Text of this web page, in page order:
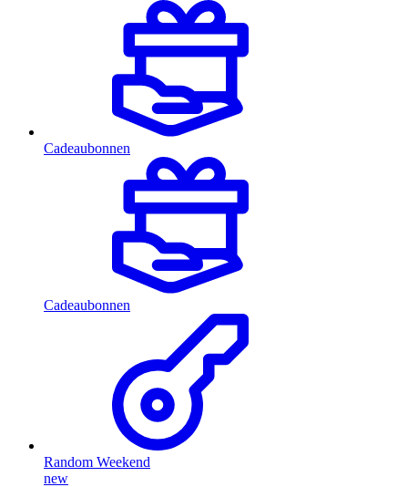
Cadeaubonnen
Cadeaubonnen
Random Weekend
new